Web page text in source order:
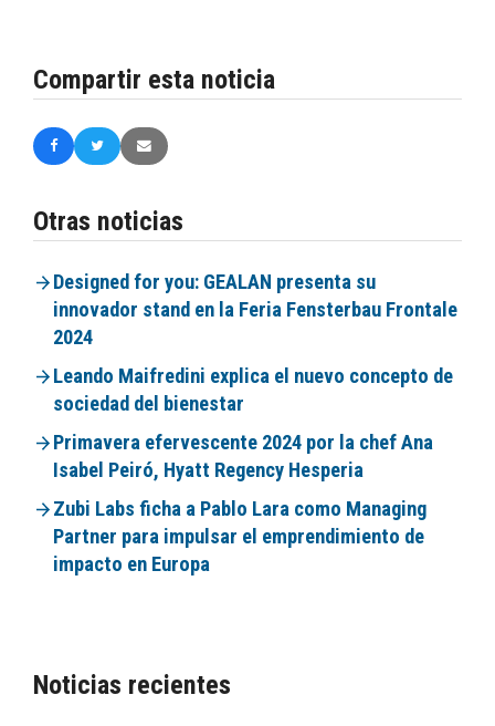
Compartir esta noticia
Otras noticias
Designed for you: GEALAN presenta su
innovador stand en la Feria Fensterbau Frontale
2024
Leando Maifredini explica el nuevo concepto de
sociedad del bienestar
Primavera efervescente 2024 por la chef Ana
Isabel Peiró, Hyatt Regency Hesperia
Zubi Labs ficha a Pablo Lara como Managing
Partner para impulsar el emprendimiento de
impacto en Europa
Noticias recientes